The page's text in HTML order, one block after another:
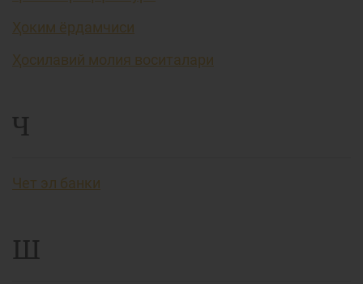
Ҳоким ёрдамчиси
Ҳосилавий молия воситалари
Ч
Чет эл банки
Ш